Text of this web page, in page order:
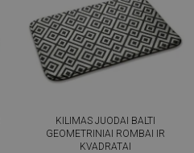
KILIMAS JUODAI BALTI
GEOMETRINIAI ROMBAI IR
KVADRATAI